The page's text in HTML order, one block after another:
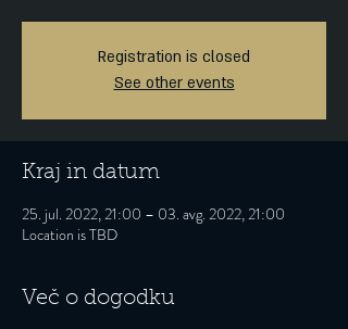
Registration is closed
See other events
Kraj in datum
25. jul. 2022, 21:00 – 03. avg. 2022, 21:00
Location is TBD
Več o dogodku